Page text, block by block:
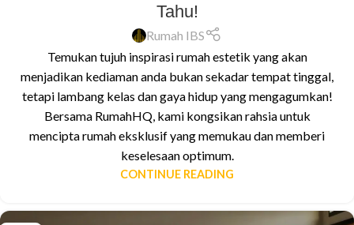
Tahu!
Rumah IBS
Temukan tujuh inspirasi rumah estetik yang akan
menjadikan kediaman anda bukan sekadar tempat tinggal,
tetapi lambang kelas dan gaya hidup yang mengagumkan!
Bersama RumahHQ, kami kongsikan rahsia untuk
mencipta rumah eksklusif yang memukau dan memberi
keselesaan optimum.
CONTINUE READING